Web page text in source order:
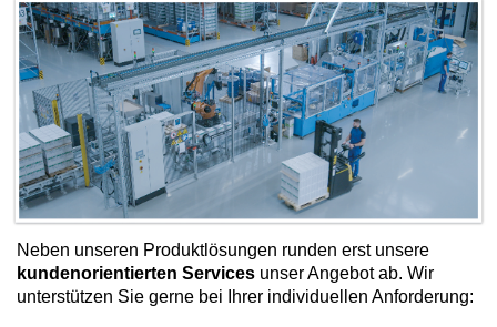
Neben unseren Produktlösungen runden erst unsere
kundenorientierten Services unser Angebot ab. Wir
unterstützen Sie gerne bei Ihrer individuellen Anforderung: